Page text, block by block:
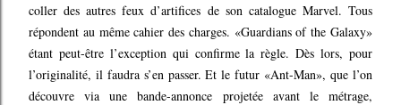
coller des autres feux d’artifices de son catalogue Marvel. Tous
répondent au même cahier des charges. «Guardians of the Galaxy»
étant peut-être l’exception qui confirme la règle. Dès lors, pour
l’originalité, il faudra s’en passer. Et le futur «Ant-Man», que l’on
découvre via une bande-annonce projetée avant le métrage,